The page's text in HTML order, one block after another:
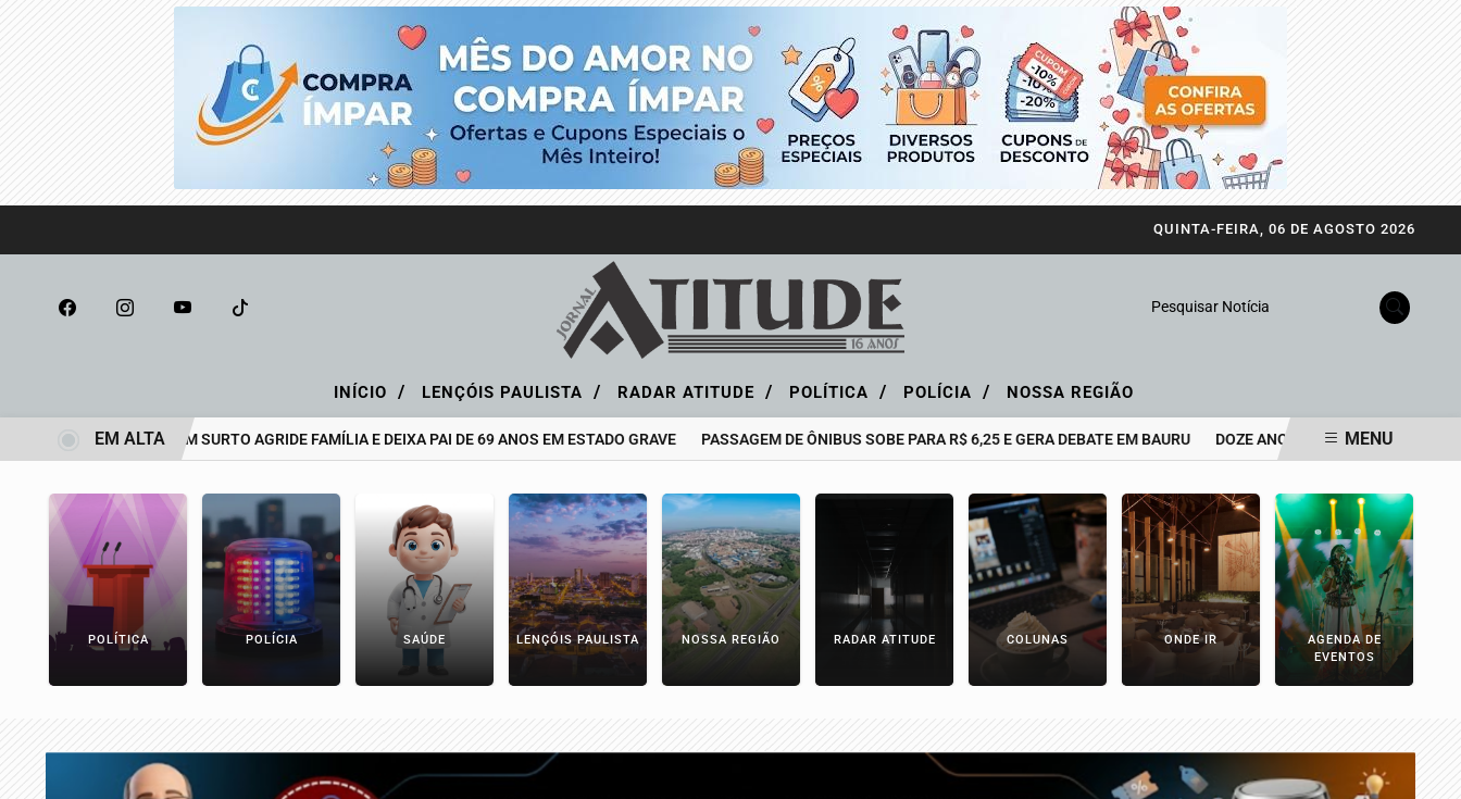
QUINTA-FEIRA, 06 DE AGOSTO 2026
Pesquisar Notícia
INÍCIO / LENÇÓIS PAULISTA / RADAR ATITUDE / POLÍTICA / POLÍCIA / NOSSA REGIÃO
ADOLESCENTE EM SURTO AGRIDE FAMÍLIA E DEIXA PAI DE 69 ANOS EM ESTADO GRAVE PASSAGEM DE ÔNIBUS SOBE PARA R$ 6,25 E GERA DEBATE EM BAURU DOZE ANOS SEM ARIANO SUASSUNA,
EM ALTA MENU
POLÍTICA POLÍCIA SAÚDE LENÇÓIS PAULISTA NOSSA REGIÃO RADAR ATITUDE COLUNAS ONDE IR
AGENDA DE
EVENTOS